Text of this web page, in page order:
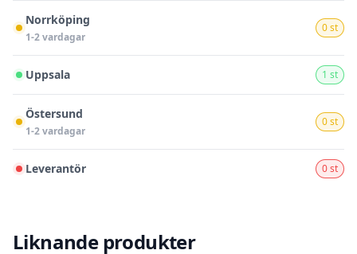
Norrköping
1-2 vardagar
0 st
Uppsala 1 st
Östersund
1-2 vardagar
0 st
Leverantör 0 st
Liknande produkter